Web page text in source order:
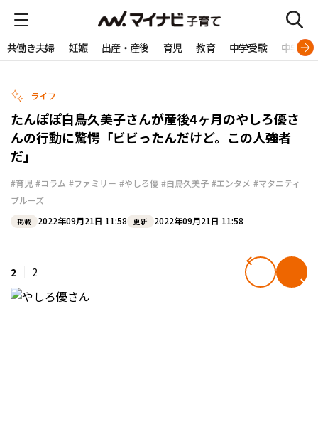
共働き夫婦 妊娠 出産・産後 育児 教育 中学受験 中学生
ライフ
たんぽぽ白鳥久美子さんが産後4ヶ月のやしろ優さ
んの行動に驚愕「ビビったんだけど。この人強者
だ」
#育児 #コラム #ファミリー #やしろ優 #白鳥久美子 #エンタメ #マタニティ
ブルーズ
掲載 2022年09月21日 11:58 更新 2022年09月21日 11:58
2 2